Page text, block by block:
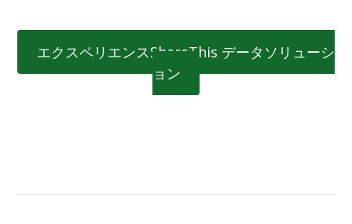
エクスペリエンスShareThis データソリューシ
ョン